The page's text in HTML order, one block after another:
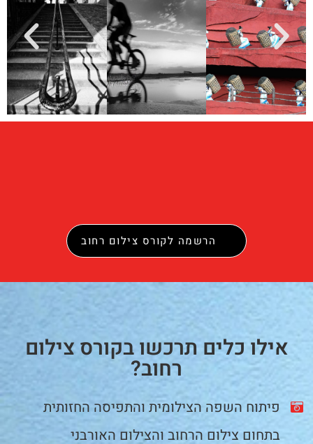
הרשמה לקורס צילום רחוב
אילו כלים תרכשו בקורס צילום
רחוב?
פיתוח השפה הצילומית והתפיסה החזותית
בתחום צילום הרחוב והצילום האורבני